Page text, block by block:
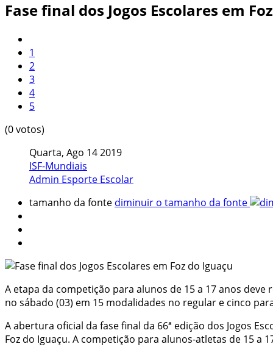
Fase final dos Jogos Escolares em
1
2
3
4
5
(0 votos)
Quarta, Ago 14 2019
ISF-Mundiais
Admin Esporte Escolar
tamanho da fonte diminuir o tamanho da fonte
A etapa da competição para alunos de 15 a 17 anos
no sábado (03) em 15 modalidades no regular e cinco
A abertura oficial da fase final da 66ª edição dos Jogos
Foz do Iguaçu. A competição para alunos-atletas de 15